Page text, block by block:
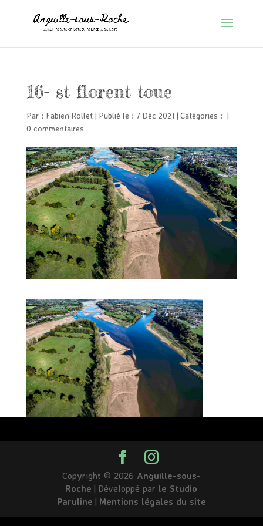
16- st florent toue
Par : Fabien Rollet | Publié le : 7 Déc 2021 | Catégories : |
0 commentaires
Copyright © 2026 Anguille-sous-
Roche | Développé par le Studio
Paruline | Mentions légales du site